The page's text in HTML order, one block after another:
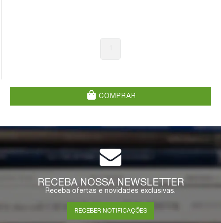
COMPRAR
RECEBA NOSSA NEWSLETTER
Receba ofertas e novidades exclusivas.
RECEBER NOTIFICAÇÕES